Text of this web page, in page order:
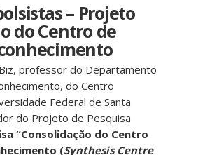
– Projeto
do Centro de
professor do Departamento
do Centro
Federal de Santa
do Projeto de Pesquisa
“Consolidação do Centro
(Synthesis Centre